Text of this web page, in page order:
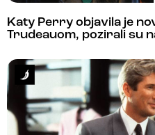
Katy Perry objavila je
Trudeauom, pozirali su